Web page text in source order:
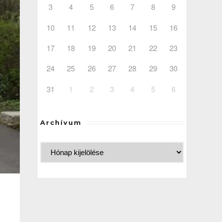
3
4 5 6 7 8
9
10
11 12 13 14 15
16
17
18 19 20 21 22
23
24
25 26 27 28 29
30
31
1 2 3 4 5 6
Archívum